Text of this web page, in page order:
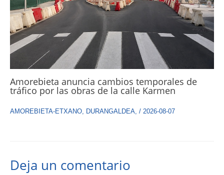
Amorebieta anuncia cambios temporales de
tráfico por las obras de la calle Karmen
AMOREBIETA-ETXANO, DURANGALDEA, / 2026-08-07
Deja un comentario